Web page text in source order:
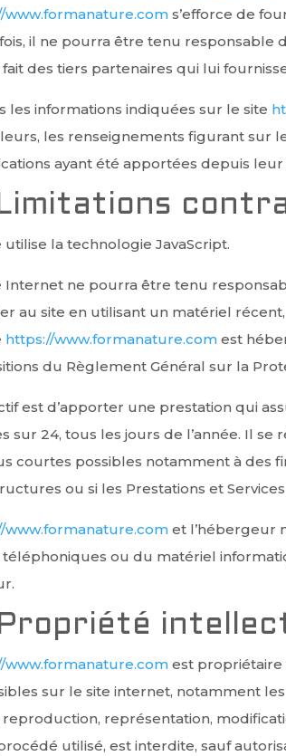
www.formanature.com s’efforce de
il ne pourra être tenu responsable
des tiers partenaires qui lui
les informations indiquées sur le site
les renseignements figurant sur
ayant été apportées depuis leur
utilise la technologie JavaScript.
Internet ne pourra être tenu
au site en utilisant un matériel
https://www.formanature.com est
du Règlement Général sur la
est d’apporter une prestation qui
sur 24, tous les jours de l’année. Il
courtes possibles notamment à des
ou si les Prestations et
www.formanature.com et l’hébergeur
téléphoniques ou du matériel
www.formanature.com est propriétaire
sur le site internet, notamment
représentation,
utilisé, est interdite, sauf